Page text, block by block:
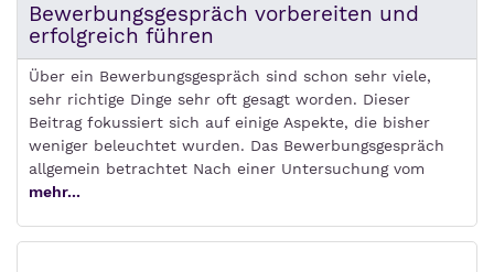
Bewerbungsgespräch vorbereiten und
erfolgreich führen
Über ein Bewerbungsgespräch sind schon sehr viele,
sehr richtige Dinge sehr oft gesagt worden. Dieser
Beitrag fokussiert sich auf einige Aspekte, die bisher
weniger beleuchtet wurden. Das Bewerbungsgespräch
allgemein betrachtet Nach einer Untersuchung vom
mehr...